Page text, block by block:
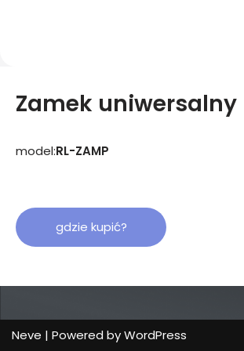
Zamek uniwersalny
model:RL-ZAMP
gdzie kupić?
Neve | Powered byWordPress